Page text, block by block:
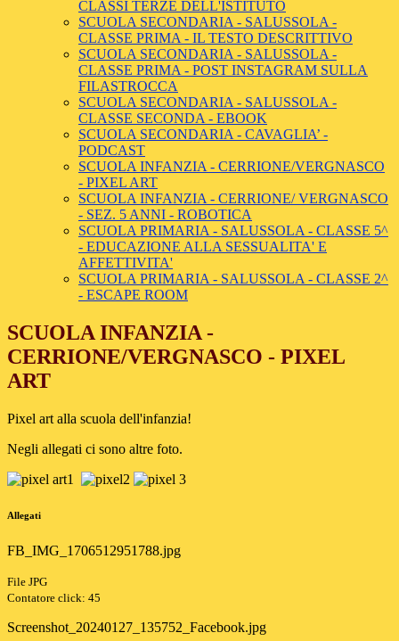
CLASSI TERZE DELL'ISTITUTO
SCUOLA SECONDARIA - SALUSSOLA -
CLASSE PRIMA - IL TESTO DESCRITTIVO
SCUOLA SECONDARIA - SALUSSOLA -
CLASSE PRIMA - POST INSTAGRAM SULLA
FILASTROCCA
SCUOLA SECONDARIA - SALUSSOLA -
CLASSE SECONDA - EBOOK
SCUOLA SECONDARIA - CAVAGLIA’ -
PODCAST
SCUOLA INFANZIA - CERRIONE/VERGNASCO
- PIXEL ART
SCUOLA INFANZIA - CERRIONE/ VERGNASCO
- SEZ. 5 ANNI - ROBOTICA
SCUOLA PRIMARIA - SALUSSOLA - CLASSE 5^
- EDUCAZIONE ALLA SESSUALITA' E
AFFETTIVITA'
SCUOLA PRIMARIA - SALUSSOLA - CLASSE 2^
- ESCAPE ROOM
SCUOLA INFANZIA -
CERRIONE/VERGNASCO - PIXEL
ART
Pixel art alla scuola dell'infanzia!
Negli allegati ci sono altre foto.
Allegati
FB_IMG_1706512951788.jpg
File JPG
Contatore click: 45
Screenshot_20240127_135752_Facebook.jpg